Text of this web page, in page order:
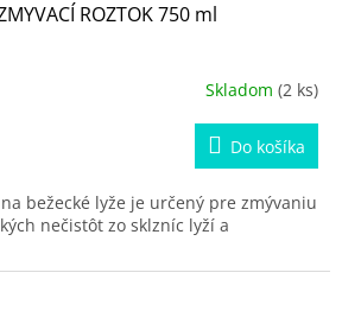
ROZTOK 750 ml
Skladom (2 ks)
Do košíka
bežecké lyže je určený pre zmývaniu
nečistôt zo sklzníc lyží a